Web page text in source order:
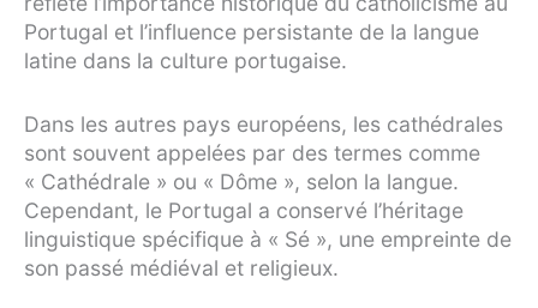
Portugal et l’influence persistante de la langue
latine dans la culture portugaise.
Dans les autres pays européens, les cathédrales
sont souvent appelées par des termes comme
« Cathédrale » ou « Dôme », selon la langue.
Cependant, le Portugal a conservé l’héritage
linguistique spécifique à « Sé », une empreinte de
son passé médiéval et religieux.